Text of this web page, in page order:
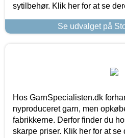
sytilbehør. Klik her for at se
Se udvalget på
Hos GarnSpecialisten.dk
nyproduceret garn, men
fabrikkerne. Derfor finder du
skarpe priser. Klik her for at se